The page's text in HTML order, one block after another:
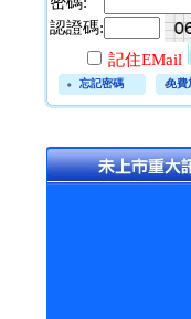
認證碼:
記住EMail
忘記密碼 免費